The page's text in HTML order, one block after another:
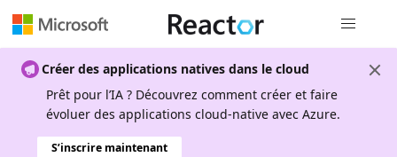
Créer des applications natives dans le cloud
Prêt pour l’IA ? Découvrez comment créer et faire
évoluer des applications cloud-native avec Azure.
S’inscrire maintenant